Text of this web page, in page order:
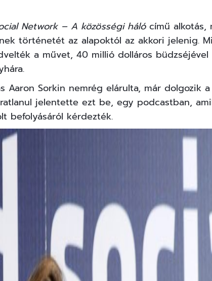
Network – A közösségi hálócímű alkotás,
történetét az alapoktól az akkori jelenig.
a művet, 40 millió dolláros büdzséjével
Aaron Sorkin nemrég elárulta, már dolgozik
jelentette ezt be, egy podcastban,
befolyásáról kérdezték.